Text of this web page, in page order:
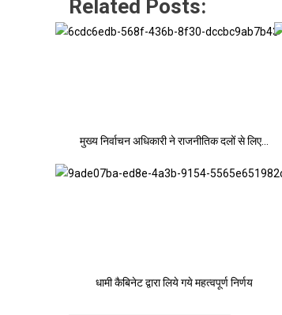
Related Posts:
मुख्य निर्वाचन अधिकारी ने राजनीतिक दलों से लिए…
धामी कैबिनेट द्वारा लिये गये महत्वपूर्ण निर्णय